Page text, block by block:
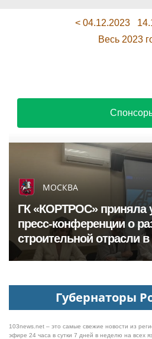
< 04.12.2023
Весь 2023
МОСКВА
ГК «КОРТРОС» приняла
пресс‑конференции о
строительной отрасли
Губернаторы
103news.net – это самые свежие новости из
эфире 24 часа в сутки 7 дней в неделю на всех